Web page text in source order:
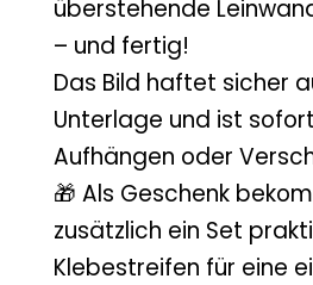
überstehende
– und fertig!
Das Bild haftet sicher
Unterlage und ist
Aufhängen oder
🎁 Als Geschenk
zusätzlich ein Set
Klebestreifen für eine